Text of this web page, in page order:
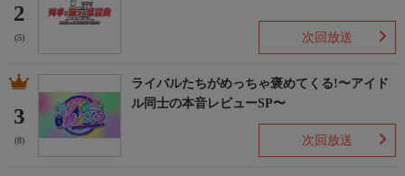
2
(5) 次回放送
3
(8)
ライバルたちがめっちゃ褒めてくる!〜アイド
ル同士の本音レビューSP〜
次回放送